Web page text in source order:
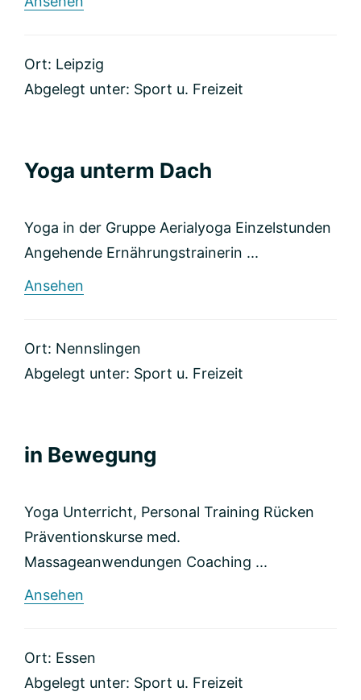
Ort: Leipzig
Abgelegt unter: Sport u. Freizeit
Yoga unterm Dach
Yoga in der Gruppe Aerialyoga Einzelstunden
Angehende Ernährungstrainerin ...
Ansehen
Ort: Nennslingen
Abgelegt unter: Sport u. Freizeit
in Bewegung
Yoga Unterricht, Personal Training Rücken
Präventionskurse med.
Massageanwendungen Coaching ...
Ansehen
Ort: Essen
Abgelegt unter: Sport u. Freizeit